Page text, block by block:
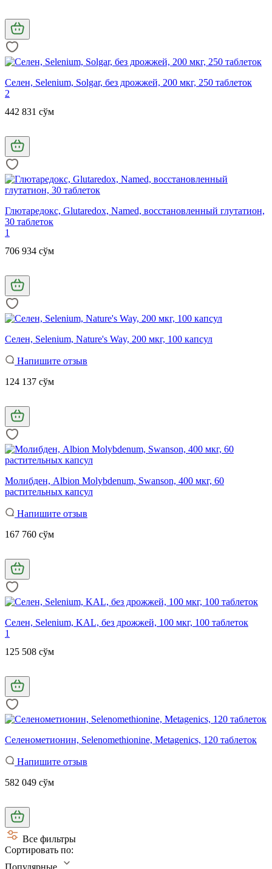
Селен, Selenium, Solgar, без дрожжей, 200 мкг, 250 таблеток
2
442 831 сўм
Глютаредокс, Glutaredox, Named, восстановленный глутатион,
30 таблеток
1
706 934 сўм
Селен, Selenium, Nature's Way, 200 мкг, 100 капсул
Напишите отзыв
124 137 сўм
Молибден, Albion Molybdenum, Swanson, 400 мкг, 60
растительных капсул
Напишите отзыв
167 760 сўм
Селен, Selenium, KAL, без дрожжей, 100 мкг, 100 таблеток
1
125 508 сўм
Селенометионин, Selenomethionine, Metagenics, 120 таблеток
Напишите отзыв
582 049 сўм
Все фильтры
Сортировать по:
Популярные